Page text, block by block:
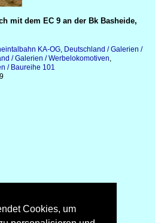
mit dem EC 9 an der Bk Basheide,
KA-OG, Deutschland / Galerien /
/ Galerien / Werbelokomotiven,
/ Baureihe 101
Cookies, um